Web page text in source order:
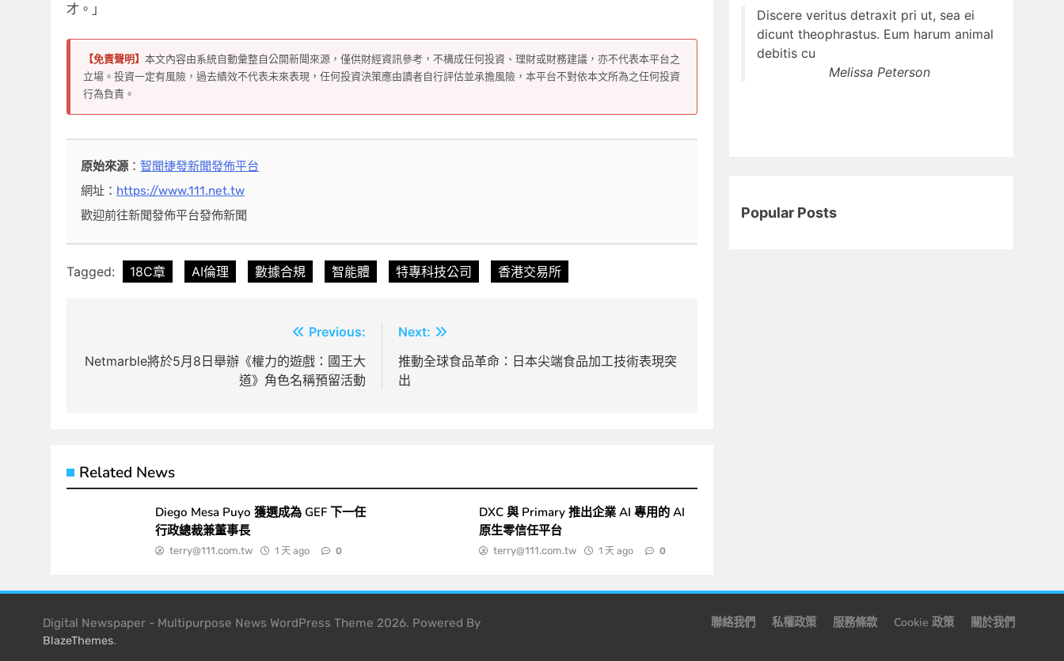
才。」
【免責聲明】 本文內容由系統自動彙整自公開新聞來源，僅供財經資訊參考，不構成任何投資、理財或財務建議，亦不代表本平台之
立場。投資一定有風險，過去績效不代表未來表現，任何投資決策應由讀者自行評估並承擔風險，本平台不對依本文所為之任何投資
行為負責。
原始來源 ：智聞捷發新聞發佈平台
網址： https://www.111.net.tw
歡迎前往新聞發佈平台發佈新聞
Tagged: 18C章 AI倫理 數據合規 智能體 特專科技公司 香港交易所
章
Previous:
Netmarble將於5月8日舉辦《權力的遊戲：國王大
道》角色名稱預留活動
Next:
推動全球食品革命：日本尖端食品加工技術表現突
出
Related News
Diego Mesa Puyo 獲選成為 GEF 下一任
行政總裁兼董事長
terry@111.com.tw 1 天 ago 0
DXC 與 Primary 推出企業 AI 專用的 AI
原生零信任平台
terry@111.com.tw 1 天 ago 0
Discere veritus detraxit pri ut, sea ei
dicunt theophrastus. Eum harum animal
debitis cu
Melissa Peterson
Popular Posts
Digital Newspaper - Multipurpose News WordPress Theme 2026. Powered By
BlazeThemes.
聯絡我們 私權政策 服務條款 Cookie 政策 關於我們